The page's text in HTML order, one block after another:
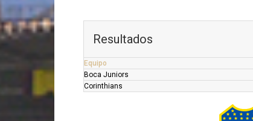
Resultados
Equipo
Boca Juniors
Corinthians